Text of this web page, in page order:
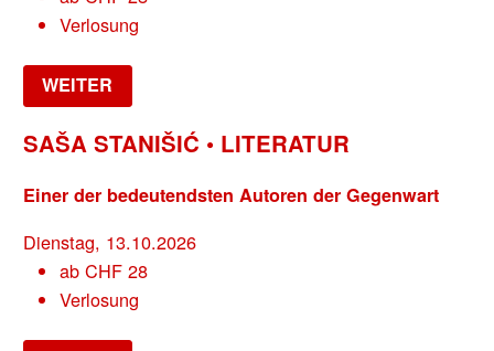
Verlosung
WEITER
SAŠA STANIŠIĆ • LITERATUR
Einer der bedeutendsten Autoren der Gegenwart
Dienstag, 13.10.2026
ab CHF28
Verlosung